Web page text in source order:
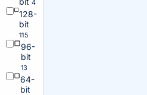
4
128-
bit
115
96-
bit
13
64-
bit